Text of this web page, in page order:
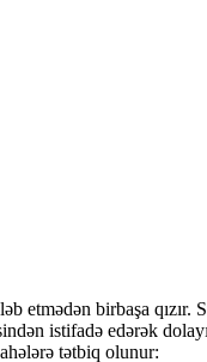
etmədən birbaşa qızır.
istifadə edərək
tətbiq olunur: